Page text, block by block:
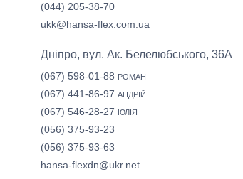
(044) 205-38-70
ukk@hansa-flex.com.ua
Дніпро, вул. Ак. Белелюбського, 36А
(067) 598-01-88 РОМАН
(067) 441-86-97 АНДРІЙ
(067) 546-28-27 ЮЛІЯ
(056) 375-93-23
(056) 375-93-63
hansa-flexdn@ukr.net